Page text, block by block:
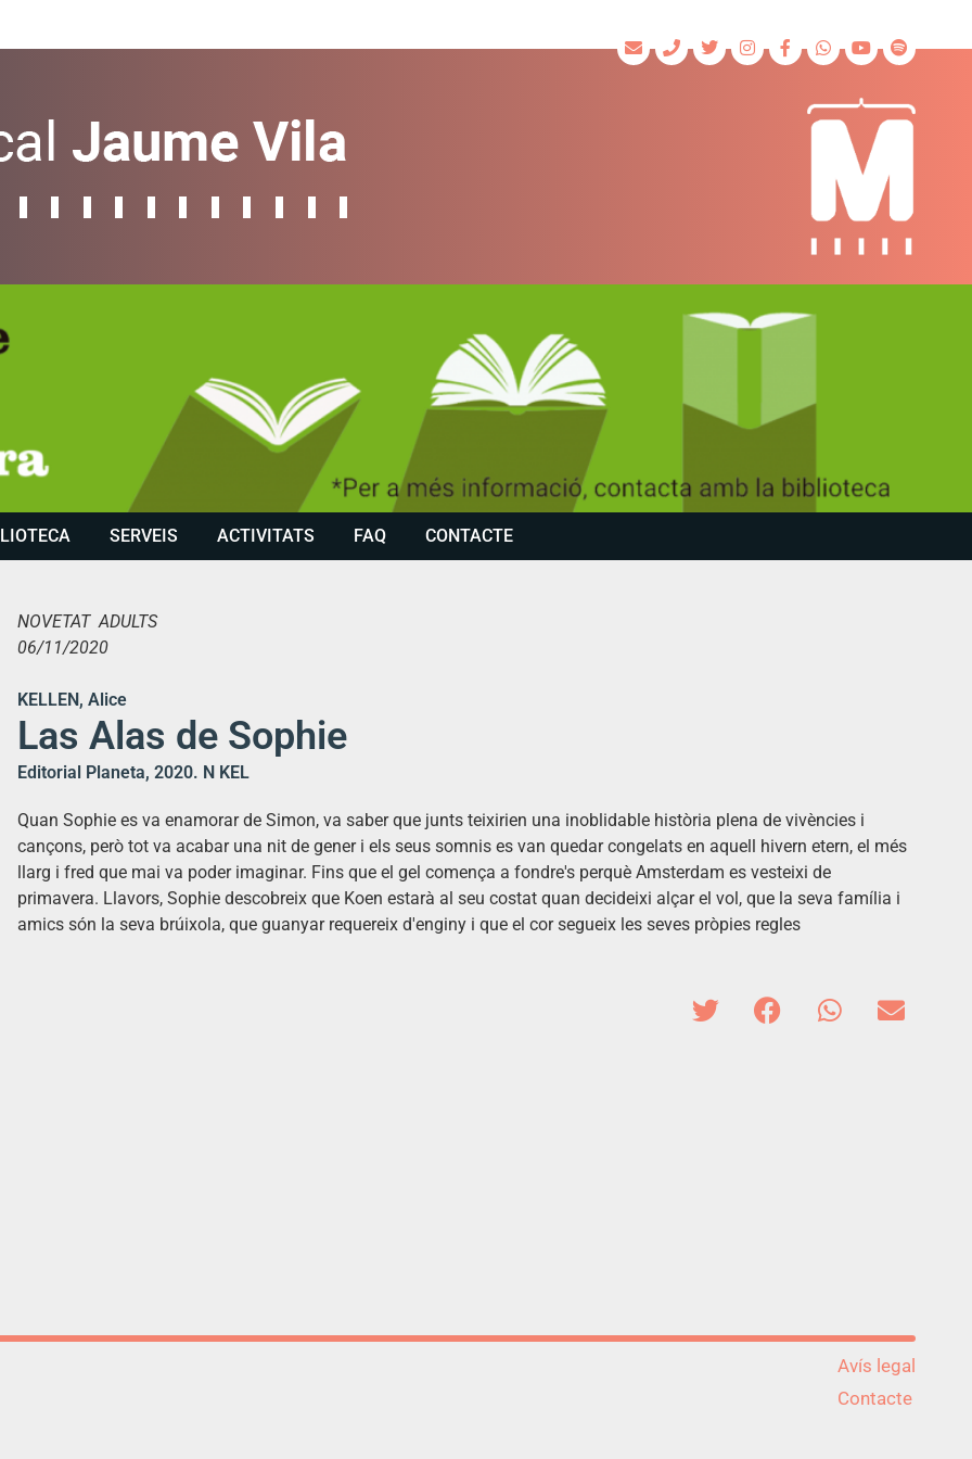
SERVEIS ACTIVITATS FAQ CONTACTE
NOVETAT ADULTS
06/11/2020
KELLEN, Alice
Las Alas de Sophie
Editorial Planeta, 2020. N KEL
Quan Sophie es va enamorar de Simon, va saber que junts teixirien una inoblidable història plena de vivències i
cançons, però tot va acabar una nit de gener i els seus somnis es van quedar congelats en aquell hivern etern, el més
llarg i fred que mai va poder imaginar. Fins que el gel comença a fondre's perquè Amsterdam es vesteixi de
primavera. Llavors, Sophie descobreix que Koen estarà al seu costat quan decideixi alçar el vol, que la seva família i
amics són la seva brúixola, que guanyar requereix d'enginy i que el cor segueix les seves pròpies regles
Avís legal
Contacte